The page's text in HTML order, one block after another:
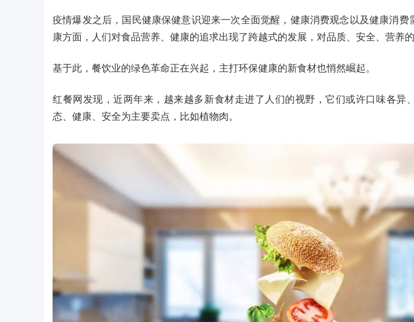
疫情爆发之后，国民健康保健意识迎来一次全面觉醒，健康消费观念以及健康消费
康方面，人们对食品营养、健康的追求出现了跨越式的发展，对品质、安全、营养的
基于此，餐饮业的绿色革命正在兴起，主打环保健康的新食材也悄然崛起。
红餐网发现，近两年来，越来越多新食材走进了人们的视野，它们或许口味各异
态、健康、安全为主要卖点，比如植物肉。